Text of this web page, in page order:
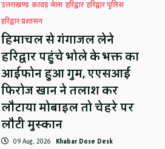
उत्तराखण्ड कावड़ मेला हरिद्वार हरिद्वार पुलिस
हरिद्वार प्रशासन
हिमाचल से गंगाजल लेने
हरिद्वार पहुंचे भोले के भक्त का
आईफोन हुआ गुम, एएसआई
फिरोज खान ने तलाश कर
लौटाया मोबाइल तो चेहरे पर
लौटी मुस्कान
09 Aug, 2026 Khabar Dose Desk